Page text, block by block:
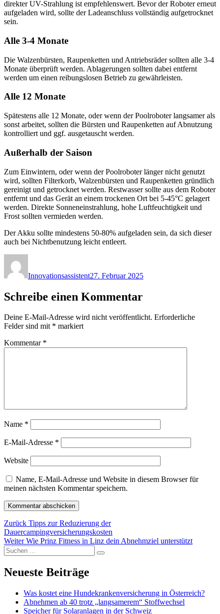
direkter UV-Strahlung ist empfehlenswert. Bevor der Roboter erneut
aufgeladen wird, sollte der Ladeanschluss vollständig aufgetrocknet
sein.
Alle 3-4 Monate
Die Walzenbürsten, Raupenketten und Antriebsräder sollten alle 3-4
Monate überprüft werden. Ablagerungen sollten dabei entfernt
werden um einen reibungslosen Betrieb zu gewährleisten.
Alle 12 Monate
Spätestens alle 12 Monate, oder wenn der Poolroboter langsamer als
sonst arbeitet, sollten die Bürsten und Raupenketten auf Abnutzung
kontrolliert und ggf. ausgetauscht werden.
Außerhalb der Saison
Zum Einwintern, oder wenn der Poolroboter länger nicht genutzt
wird, sollten Filterkorb, Walzenbürsten und Raupenketten gründlich
gereinigt und getrocknet werden. Restwasser sollte aus dem Roboter
entfernt und das Gerät an einem trockenen Ort bei 5-45°C gelagert
werden. Direkte Sonneneinstrahlung, hohe Luftfeuchtigkeit und
Frost sollten vermieden werden.
Der Akku sollte mindestens 50-80% aufgeladen sein, da sich dieser
auch bei Nichtbenutzung leicht entleert.
Innovationsassistent27. Februar 2025
Schreibe einen Kommentar
Deine E-Mail-Adresse wird nicht veröffentlicht. Erforderliche
Felder sind mit * markiert
Kommentar *
Name *
E-Mail-Adresse *
Website
Name, E-Mail-Adresse und Website in diesem Browser für
meinen nächsten Kommentar speichern.
Beitragsnavigation
Zurück Vorheriger
Beitrag:
Tipps zur Reduzierung der
Dauercampingversicherungskosten
Weiter Nächster
Beitrag:
Wie Prinz Fitness in Linz dein Abnehmziel unterstützt
Suchen
nach:
Suchen
Neueste Beiträge
Was kostet eine Hundekrankenversicherung in Österreich?
Abnehmen ab 40 trotz „langsamerem“ Stoffwechsel
Speicher für Solaranlagen in der Schweiz